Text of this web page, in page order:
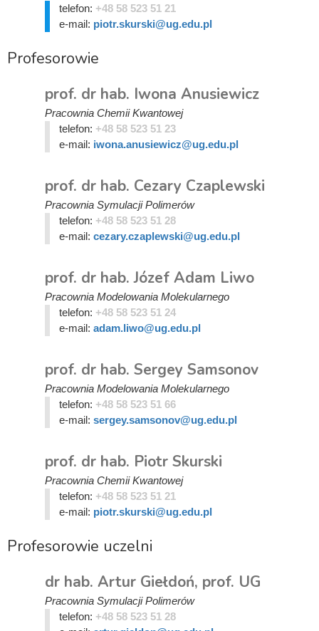
telefon: +48 58 523 51 21
e-mail: piotr.skurski@ug.edu.pl
Profesorowie
prof. dr hab. Iwona Anusiewicz
Pracownia Chemii Kwantowej
telefon: +48 58 523 51 23
e-mail: iwona.anusiewicz@ug.edu.pl
prof. dr hab. Cezary Czaplewski
Pracownia Symulacji Polimerów
telefon: +48 58 523 51 28
e-mail: cezary.czaplewski@ug.edu.pl
prof. dr hab. Józef Adam Liwo
Pracownia Modelowania Molekularnego
telefon: +48 58 523 51 24
e-mail: adam.liwo@ug.edu.pl
prof. dr hab. Sergey Samsonov
Pracownia Modelowania Molekularnego
telefon: +48 58 523 51 66
e-mail: sergey.samsonov@ug.edu.pl
prof. dr hab. Piotr Skurski
Pracownia Chemii Kwantowej
telefon: +48 58 523 51 21
e-mail: piotr.skurski@ug.edu.pl
Profesorowie uczelni
dr hab. Artur Giełdoń, prof. UG
Pracownia Symulacji Polimerów
telefon: +48 58 523 51 28